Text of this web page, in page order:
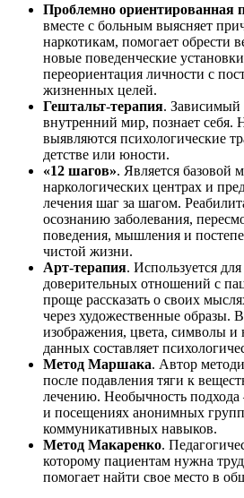
Проблемно ориентированная
вместе с больным выясняет
наркотикам, помогает обрести
новые поведенческие
переориентация личности с
жизненных целей.
Гештальт-терапия. Зависимый
внутренний мир, познает себя.
выявляются психологические
детстве или юности.
«12 шагов». Является базовой
наркологических центрах и
лечения шаг за шагом.
осознанию заболевания,
поведения, мышления и
чистой жизни.
Арт-терапия. Используется
доверительных отношений с
проще рассказать о своих
через художественные образы.
изображения, цвета, символы и
данных составляет
Метод Маршака. Автор
после подавления тяги к
лечению. Необычность
и посещениях анонимных групп
коммуникативных навыков.
Метод Макаренко.
которому пациентам нужна
помогает найти свое место в